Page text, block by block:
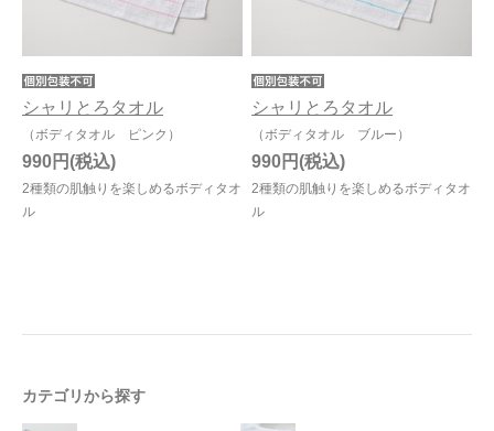
シャリとろタオル
（ボディタオル ピンク）
2種類の肌触りを楽しめるボディタオ
ル
990円
シャリとろタオル
（ボディタオル ブルー）
2種類の肌触りを楽しめるボディタオ
ル
990円
カテゴリから探す